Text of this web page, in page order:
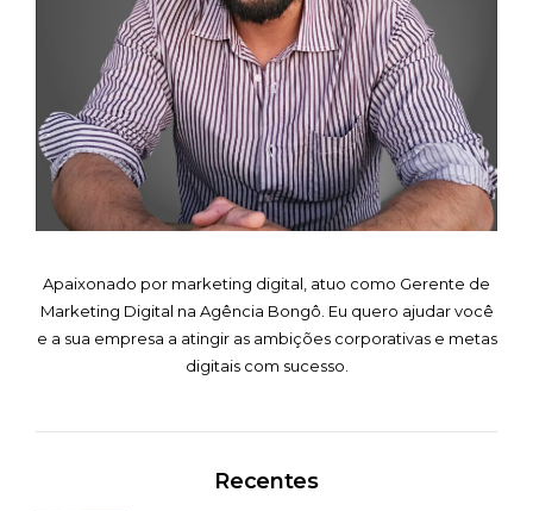
Apaixonado por marketing digital, atuo como Gerente de
Marketing Digital na Agência Bongô. Eu quero ajudar você
e a sua empresa a atingir as ambições corporativas e metas
digitais com sucesso.
Recentes